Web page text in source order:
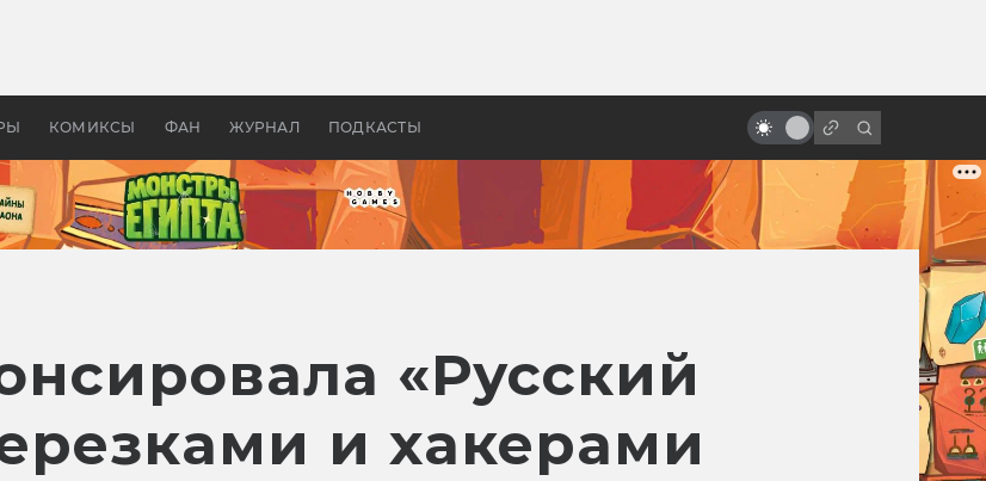
КОМИКСЫ ФАН ЖУРНАЛ ПОДКАСТЫ
колец»
Древней Грецией
Заблуждения: Космос в кино
«Русский
и хакерами